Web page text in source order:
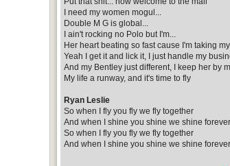
I need my women mogul...
Double M G is global...
I ain't rocking no Polo but I'm...
Her heart beating so fast cause I'm taking
Yeah I get it and lick it, I just handle my
And my Bentley just different, I keep her by
My life a runway, and it's time to fly
Ryan Leslie
So when I fly you fly we fly together
And when I shine you shine we shine
So when I fly you fly we fly together
And when I shine you shine we shine